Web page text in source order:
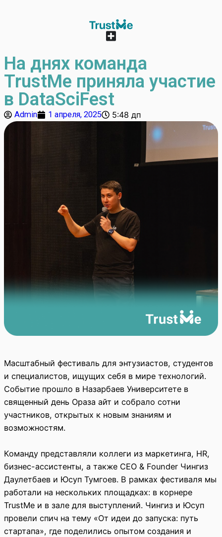
На днях команда
TrustMe приняла участие
в DataSciFest
Admin 1 апреля, 2025 5:48 дп
Масштабный фестиваль для энтузиастов, студентов
и специалистов, ищущих себя в мире технологий.
Событие прошло в Назарбаев Университете в
священный день Ораза айт и собрало сотни
участников, открытых к новым знаниям и
возможностям.
Команду представляли коллеги из маркетинга, HR,
бизнес-ассистенты, а также CEO & Founder Чингиз
Даулетбаев и Юсуп Тумгоев. В рамках фестиваля мы
работали на нескольких площадках: в корнере
TrustMe и в зале для выступлений. Чингиз и Юсуп
провели спич на тему «От идеи до запуска: путь
стартапа», где поделились опытом создания и